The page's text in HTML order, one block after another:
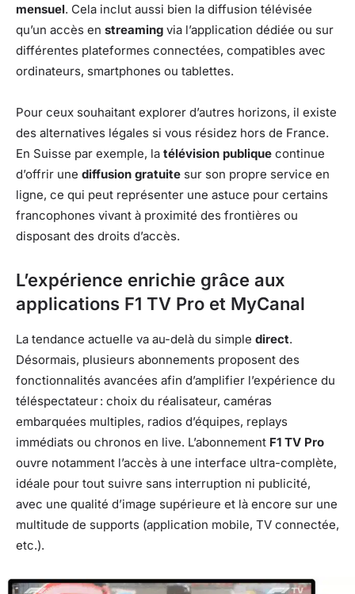
mensuel. Cela inclut aussi bien la diffusion télévisée
qu’un accès en streaming via l’application dédiée ou sur
différentes plateformes connectées, compatibles avec
ordinateurs, smartphones ou tablettes.
Pour ceux souhaitant explorer d’autres horizons, il existe
des alternatives légales si vous résidez hors de France.
En Suisse par exemple, la télévision publique continue
d’offrir une diffusion gratuite sur son propre service en
ligne, ce qui peut représenter une astuce pour certains
francophones vivant à proximité des frontières ou
disposant des droits d’accès.
L’expérience enrichie grâce aux
applications F1 TV Pro et MyCanal
La tendance actuelle va au-delà du simple direct.
Désormais, plusieurs abonnements proposent des
fonctionnalités avancées afin d’amplifier l’expérience du
téléspectateur : choix du réalisateur, caméras
embarquées multiples, radios d’équipes, replays
immédiats ou chronos en live. L’abonnement F1 TV Pro
ouvre notamment l’accès à une interface ultra-complète,
idéale pour tout suivre sans interruption ni publicité,
avec une qualité d’image supérieure et là encore sur une
multitude de supports (application mobile, TV connectée,
etc.).